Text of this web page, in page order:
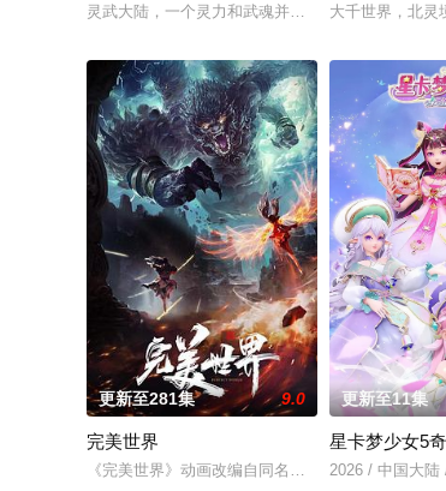
灵武大陆，一个灵力和武魂并存的世界，灵修一念
大千世界，北灵
更新至281集 9.0
完美世界
《完美世界》动画改编自同名小说。他为修道而生
更新至11集
星卡梦少女5
2026 / 中国大陆